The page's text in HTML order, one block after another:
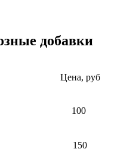
добавки
Цена, руб
100
150